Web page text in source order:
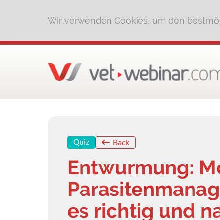
Wir verwenden Cookies, um den
Quiz Back
Entwurmung:
es richtig und